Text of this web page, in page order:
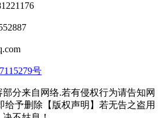
号
部分来自网络.若有侵权行为请告知网
给予删除【版权声明】若无告之盗用